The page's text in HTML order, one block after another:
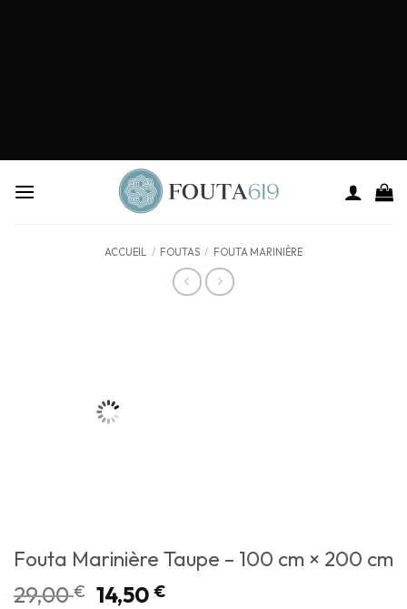
ACCUEIL / FOUTAS / FOUTA MARINIÈRE
Fouta Marinière Taupe – 100 cm × 200 cm
29,00€ 14,50€